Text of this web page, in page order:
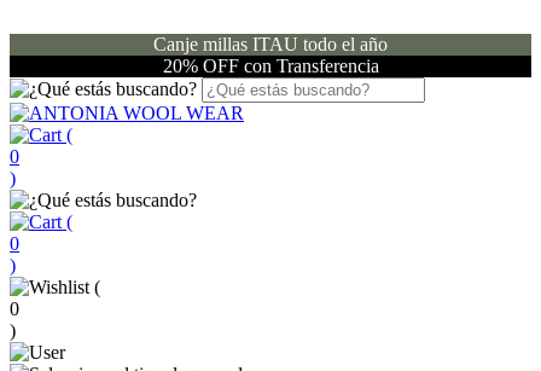
Canje millas ITAU todo el año
20% OFF con Transferencia
(
0
)
(
0
)
(
0
)